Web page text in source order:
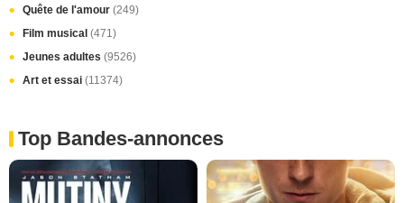
Quête de l'amour (249)
Film musical (471)
Jeunes adultes (9526)
Art et essai (11374)
Top Bandes-annonces